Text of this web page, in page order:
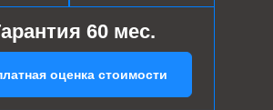
60 мес.
оценка стоимости